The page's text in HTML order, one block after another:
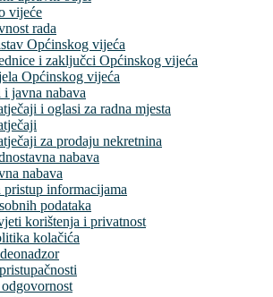
vijeće
rada
Općinskog vijeća
i zaključci Općinskog vijeća
Općinskog vijeća
javna nabava
i oglasi za radna mjesta
za prodaju nekretnina
nabava
nabava
pristup informacijama
podataka
korištenja i privatnost
kolačića